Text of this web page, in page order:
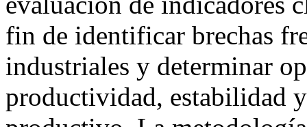
fin de identificar brechas
industriales y determinar
productividad, estabilidad